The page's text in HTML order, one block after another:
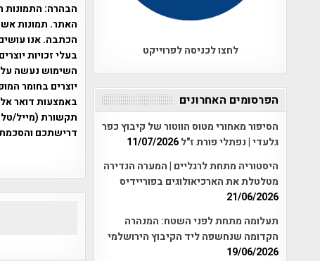
הבהרה: התמונות
האתר. תמונות
הכתבה. אנו
בעלי זכויות
יוצרים בחומר
תקשורת (מייל/
דרישתכם
לחצו לכניסה לפרוייקט
הפרסומים האחרונים
הסיפור מאחורי מטוס הווטור של קיבוץ כפר
גלעדי | נפתלי פורת ז"ל11/07/2026
היסטוריה מתחת לרגליים | המערה הנדירה
מטלטלת את הארכיאולוגים בפוריידיס
21/06/2026
תעלומה מתחת לפני השטח: המנהרה
הקדומה שנחשפה ליד הקיבוץ הירושלמי
19/06/2026